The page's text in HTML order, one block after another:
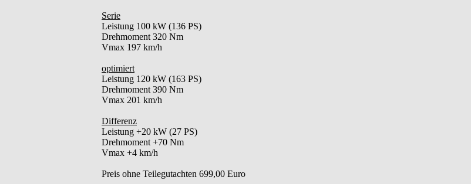
Serie
Leistung 100 kW (136 PS)
Drehmoment 320 Nm
Vmax 197 km/h
optimiert
Leistung 120 kW (163 PS)
Drehmoment 390 Nm
Vmax 201 km/h
Differenz
Leistung +20 kW (27 PS)
Drehmoment +70 Nm
Vmax +4 km/h
Preis ohne Teilegutachten 699,00 Euro